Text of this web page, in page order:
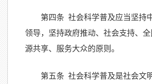
第四条 社会科学普及应当坚持
领导，坚持政府推动、社会支持、
源共享、服务大众的原则。
第五条 社会科学普及是社会文